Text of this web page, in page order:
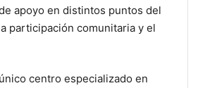
apoyo en distintos puntos del
participación comunitaria y el
centro especializado en